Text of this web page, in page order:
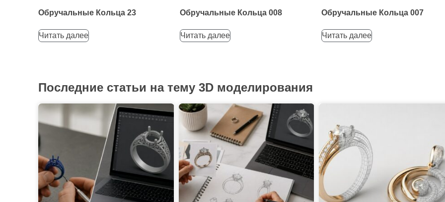
Обручальные Кольца 23
Читать далее
Обручальные Кольца 008
Читать далее
Обручальные Кольца 007
Читать далее
Последние статьи на тему 3D моделирования